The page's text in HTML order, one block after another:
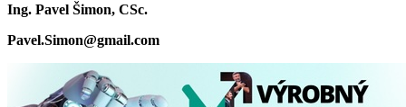
Ing. Pavel Šimon, CSc.
Pavel.Simon@gmail.com